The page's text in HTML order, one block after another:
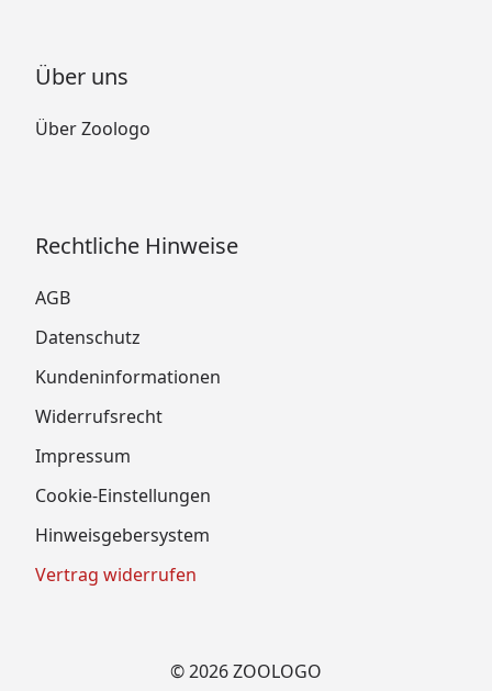
Über uns
Über Zoologo
Rechtliche Hinweise
AGB
Datenschutz
Kundeninformationen
Widerrufsrecht
Impressum
Cookie-Einstellungen
Hinweisgebersystem
Vertrag widerrufen
© 2026 ZOOLOGO